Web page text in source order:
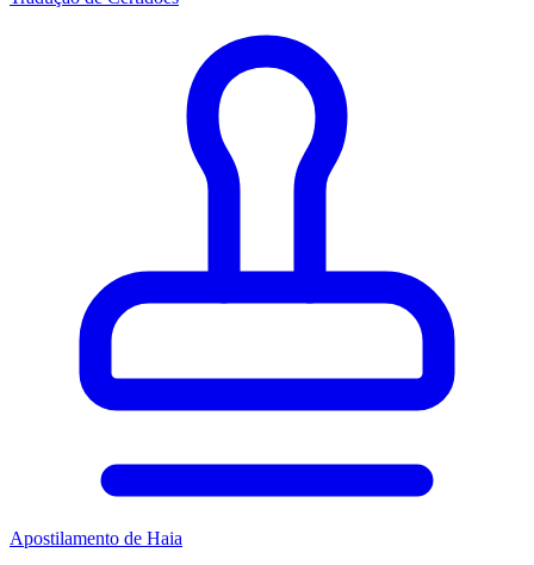
Apostilamento de Haia